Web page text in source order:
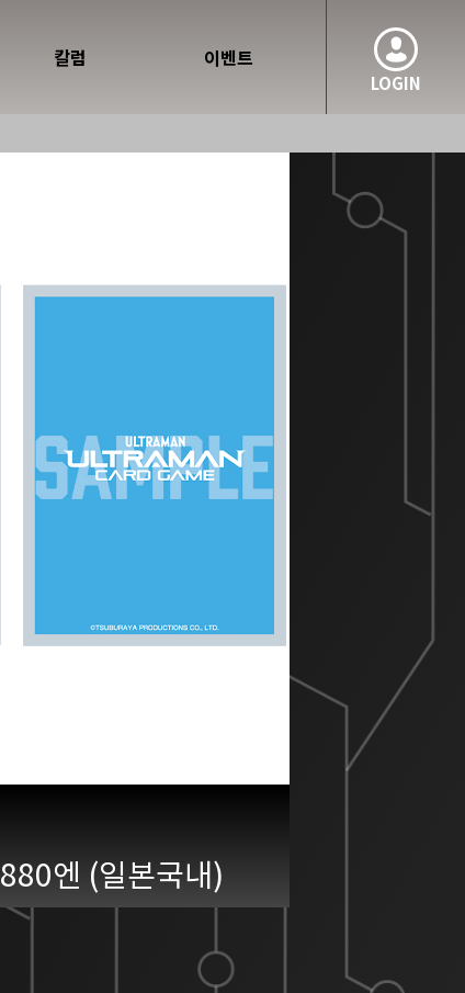
LOGIN
칼럼 이벤트
880엔 (일본국내)